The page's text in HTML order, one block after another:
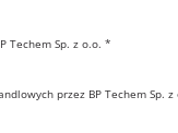
Techem Sp. z o.o. *
przez BP Techem Sp.